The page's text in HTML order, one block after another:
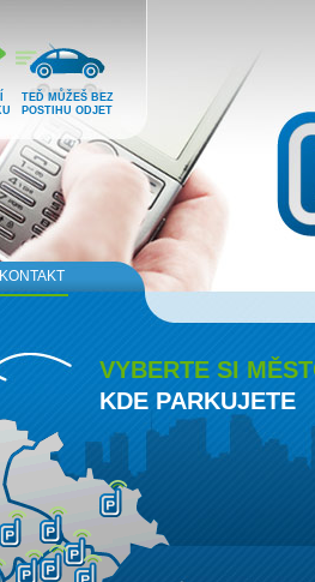
TEĎ MŮŽEŠ BEZ
POSTIHU ODJET
KONTAKT
VYBERTE SI
KDE PARKUJETE